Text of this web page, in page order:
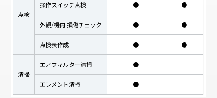
点検
操作スイッチ点検 ● ●
外観/機内 損傷チェック ● ●
点検表作成 ● ●
清掃
エアフィルター清掃 ●
エレメント清掃 ●